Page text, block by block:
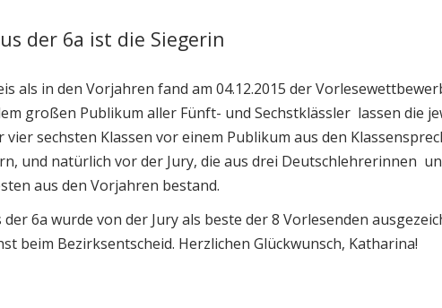
der 6a ist die Siegerin
als in den Vorjahren fand am 04.12.2015 der
großen Publikum aller Fünft- und Sechstklässler lassen die
vier sechsten Klassen vor einem Publikum aus den
und natürlich vor der Jury, die aus drei Deutschlehrerinnen
aus den Vorjahren bestand.
der 6a wurde von der Jury als beste der 8 Vorlesenden
beim Bezirksentscheid. Herzlichen Glückwunsch, Katharina!